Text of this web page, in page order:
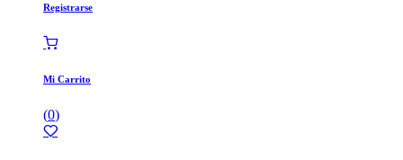
Registrarse
Mi Carrito
(0)